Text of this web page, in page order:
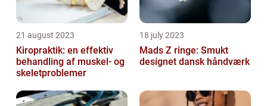
21 august 2023
Kiropraktik: en effektiv
behandling af muskel- og
skeletproblemer
18 july 2023
Mads Z ringe: Smukt
designet dansk håndværk